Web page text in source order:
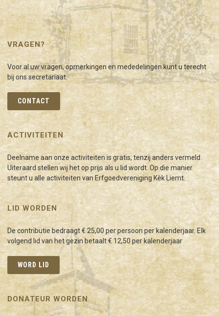
VRAGEN?
Voor al uw vragen, opmerkingen en mededelingen kunt u terecht
bij ons secretariaat.
CONTACT
ACTIVITEITEN
Deelname aan onze activiteiten is gratis, tenzij anders vermeld.
Uiteraard stellen wij het op prijs als u lid wordt. Op die manier
steunt u alle activiteiten van Erfgoedvereniging Kèk Liemt.
LID WORDEN
De contributie bedraagt € 25,00 per persoon per kalenderjaar. Elk
volgend lid van het gezin betaalt € 12,50 per kalenderjaar
WORD LID
DONATEUR WORDEN